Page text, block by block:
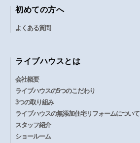
初めての方へ
よくある質問
ライブハウスとは
会社概要
ライブハウスの5つのこだわり
3つの取り組み
ライブハウスの無添加住宅リフォームについて
スタッフ紹介
ショールーム